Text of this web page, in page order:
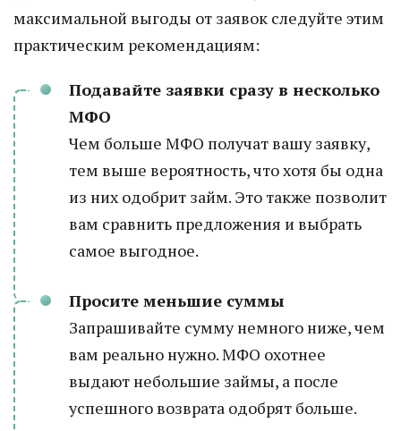
максимальной выгоды от заявок следуйте этим
практическим рекомендациям:
Подавайте заявки сразу в несколько
МФО
Чем больше МФО получат вашу заявку,
тем выше вероятность, что хотя бы одна
из них одобрит займ. Это также позволит
вам сравнить предложения и выбрать
самое выгодное.
Просите меньшие суммы
Запрашивайте сумму немного ниже, чем
вам реально нужно. МФО охотнее
выдают небольшие займы, а после
успешного возврата одобрят больше.